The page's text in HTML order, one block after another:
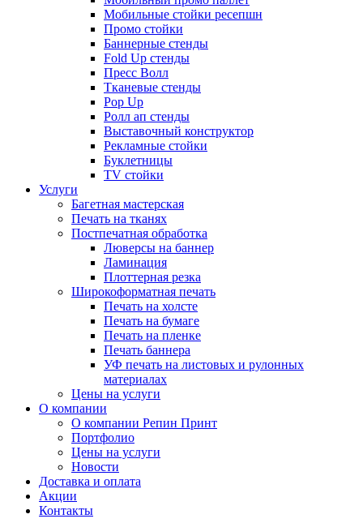
Мобильные стойки ресепшн
Промо стойки
Баннерные стенды
Fold Up стенды
Пресс Волл
Тканевые стенды
Pop Up
Ролл ап стенды
Выставочный конструктор
Рекламные стойки
Буклетницы
TV стойки
Услуги
Багетная мастерская
Печать на тканях
Постпечатная обработка
Люверсы на баннер
Ламинация
Плоттерная резка
Широкоформатная печать
Печать на холсте
Печать на бумаге
Печать на пленке
Печать баннера
УФ печать на листовых и рулонных
материалах
Цены на услуги
О компании
О компании Репин Принт
Портфолио
Цены на услуги
Новости
Доставка и оплата
Акции
Контакты